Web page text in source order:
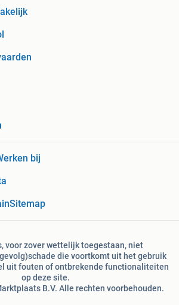
bij
Sitemap
voor zover wettelijk toegestaan, niet
die voortkomt uit het gebruik
uit fouten of ontbrekende functionaliteiten
op deze site.
B.V. Alle rechten voorbehouden.